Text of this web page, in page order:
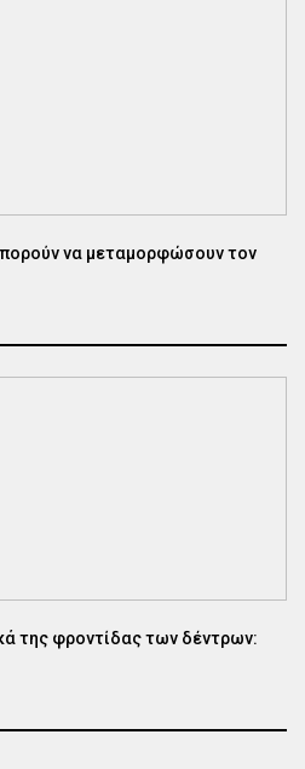
να μεταμορφώσουν τον
της φροντίδας των δέντρων: